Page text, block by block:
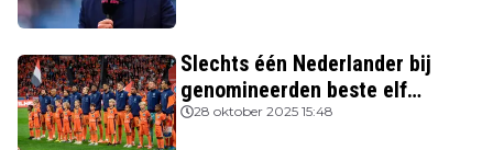
Slechts één Nederlander bij
genomineerden beste elf
FIFPRO
28 oktober 2025 15:48